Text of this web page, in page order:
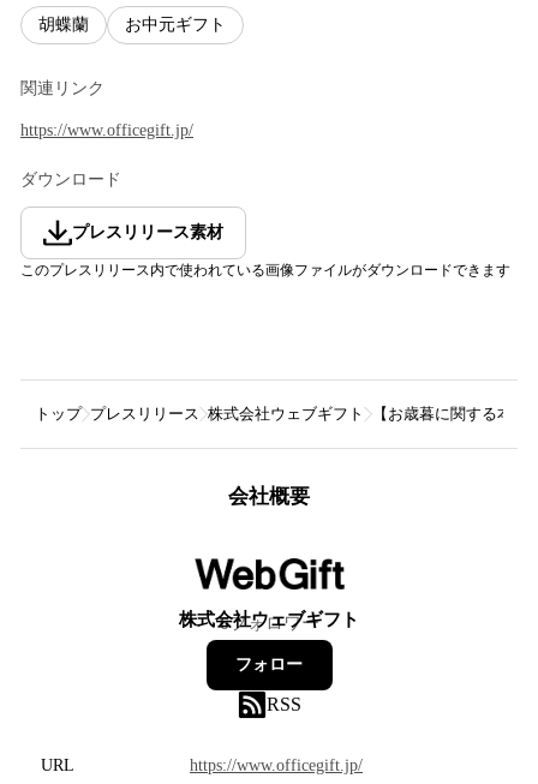
胡蝶蘭 お中元ギフト
関連リンク
https://www.officegift.jp/
ダウンロード
プレスリリース素材
このプレスリリース内で使われている画像ファイルがダウンロードできます
トップ プレスリリース 株式会社ウェブギフト 【お歳暮に関する本
会社概要
株式会社ウェブギフト
6フォロワー
フォロー
RSS
URL
https://www.officegift.jp/